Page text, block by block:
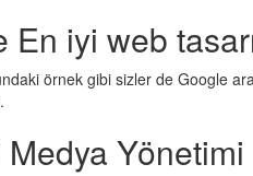
En iyi web
örnek gibi sizler de Google